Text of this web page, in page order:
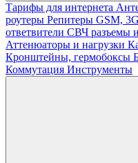
Тарифы для интернета
роутеры Репитеры GSM,
ответвители СВЧ разъемы
Аттенюаторы и нагрузки
Кронштейны, гермобоксы
Коммутация Инструменты